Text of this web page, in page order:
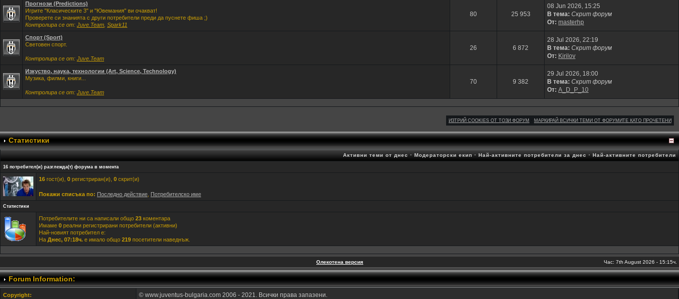
Прогнози (Predictions)
Игрите "Класическите 3" и "Ювемания" ви очакват!
Проверете си знанията с други потребители преди да пуснете фиша ;)
Контролира се от: Juve.Team Spark11
80 25 953
08 Jun 2026, 15:25
В тема: Скрит форум
От: masterhp
Спорт (Sport)
Световен спорт.
Контролира се от: Juve.Team
26 6 872
28 Jul 2026, 22:19
В тема: Скрит форум
От: Kirilov
Изкуство, наука, технологии (Art, Science, Technology)
Музика, филми, книги...
Контролира се от: Juve.Team
70 9 382
29 Jul 2026, 18:00
В тема: Скрит форум
От: A_D_P_10
ИЗТРИЙ COOKIES ОТ ТОЗИ ФОРУМ МАРКИРАЙ ВСИЧКИ ТЕМИ ОТ ФОРУМИТЕ КАТО ПРОЧЕТЕНИ
Статистики
Активни теми от днес · Модераторски екип · Най-активните потребители за днес · Най-активните потребители
16 потребител(и) разглежда(т) форума в момента
16 гост(и), 0 регистриран(и), 0 скрит(и)
Покажи списъка по: Последно действие Потребителско име
Статистики
Потребителите ни са написали общо 23 коментара
Имаме 0 реални регистрирани потребители (активни)
Най-новият потребител е:
На Днес, 07:18ч. е имало общо 219 посетители наведнъж.
Олекотена версия Час: 7th August 2026 - 15:15ч.
Forum Information:
Copyright: © www.juventus-bulgaria.com 2006 - 2021. Всички права запазени.